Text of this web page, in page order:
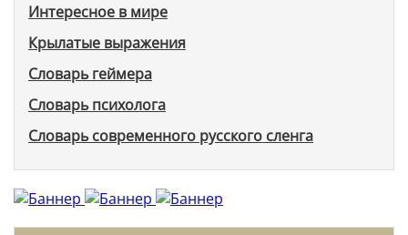
Интересное в мире
Крылатые выражения
Словарь геймера
Словарь психолога
Словарь современного русского сленга